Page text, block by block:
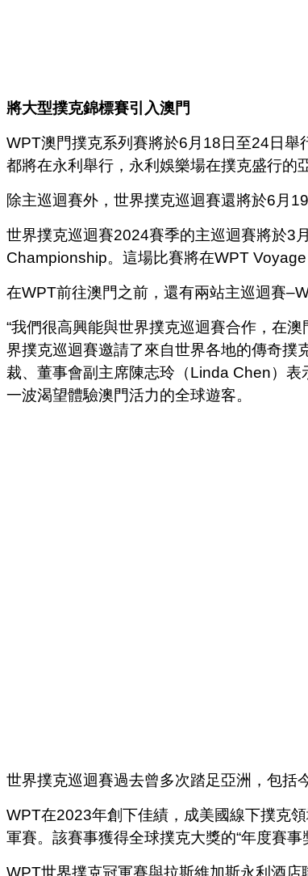
將大型撲克錦標賽引入澳門
WPT澳門撲克系列賽將於6月18日至24日
都將在永利舉行，永利娛樂場在撲克盛行的
除主巡迴賽外，世界撲克巡迴賽還將於6月
世界撲克巡迴賽2024賽季的主巡迴賽將於3
Championship。這場比賽將在WPT
在WPT前往澳門之前，還有兩站主巡迴賽
“我們很高興能與世界撲克巡迴賽合作，在
界撲克巡迴賽邀請了來自世界各地的傳奇撲
裁、董事會副主席陳志玲（Linda Chen）
一波渴望體驗澳門活力的全球遊客。
世界撲克巡迴賽過去曾多次踏足亞洲，包括
WPT在2023年創下佳績，成美國線下撲克
軍賽。該賽事獲得全球撲克大獎的“年度賽
WPT世界撲克冠軍賽與拉斯維加斯永利酒